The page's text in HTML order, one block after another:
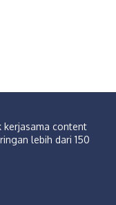
kerjasama content
lebih dari 150